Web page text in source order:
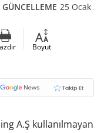
25 Ocak
Boyut
A.Ş kullanılmayan